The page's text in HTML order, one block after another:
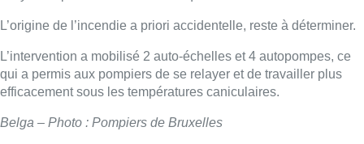
L’origine de l’incendie a priori accidentelle, reste à déterminer.
L’intervention a mobilisé 2 auto-échelles et 4 autopompes, ce
qui a permis aux pompiers de se relayer et de travailler plus
efficacement sous les températures caniculaires.
Belga – Photo : Pompiers de Bruxelles